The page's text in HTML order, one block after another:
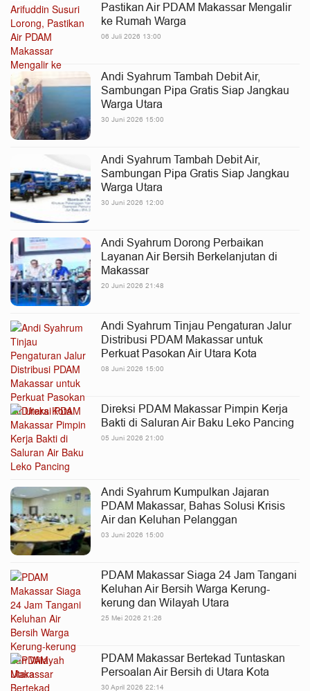
Pastikan Air PDAM Makassar Mengalir
ke Rumah Warga
06 Juli 2026 13:00
Andi Syahrum Tambah Debit Air,
Sambungan Pipa Gratis Siap Jangkau
Warga Utara
30 Juni 2026 15:00
Andi Syahrum Tambah Debit Air,
Sambungan Pipa Gratis Siap Jangkau
Warga Utara
30 Juni 2026 12:00
Andi Syahrum Dorong Perbaikan
Layanan Air Bersih Berkelanjutan di
Makassar
20 Juni 2026 21:48
Andi Syahrum Tinjau Pengaturan Jalur
Distribusi PDAM Makassar untuk
Perkuat Pasokan Air Utara Kota
08 Juni 2026 15:00
Direksi PDAM Makassar Pimpin Kerja
Bakti di Saluran Air Baku Leko Pancing
05 Juni 2026 21:00
Andi Syahrum Kumpulkan Jajaran
PDAM Makassar, Bahas Solusi Krisis
Air dan Keluhan Pelanggan
03 Juni 2026 15:00
PDAM Makassar Siaga 24 Jam Tangani
Keluhan Air Bersih Warga Kerung-
kerung dan Wilayah Utara
25 Mei 2026 21:26
PDAM Makassar Bertekad Tuntaskan
Persoalan Air Bersih di Utara Kota
30 April 2026 22:14